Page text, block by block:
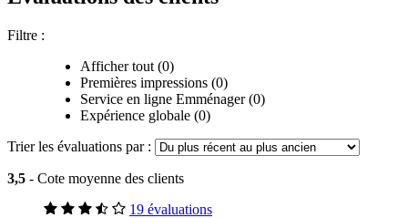
Filtre :
Afficher tout (0)
Premières impressions (0)
Service en ligne Emménager (0)
Expérience globale (0)
Trier les évaluations par :
3,5 - Cote moyenne des clients
19 évaluations